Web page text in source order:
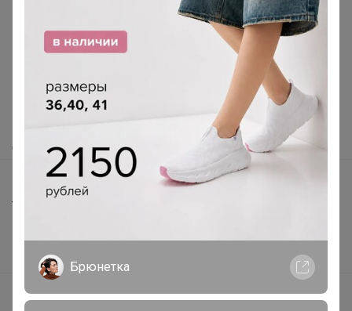
Реклама
Как сделать заказ?
Доставка
Шоурумы
Торговые марки
В наличии
Подарочные сертификаты
Брюнетка